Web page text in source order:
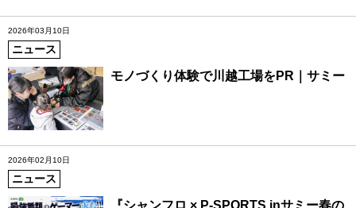
2026年03月10日
ニュース
モノづくり体験で川越工場をPR｜サミー
2026年02月10日
ニュース